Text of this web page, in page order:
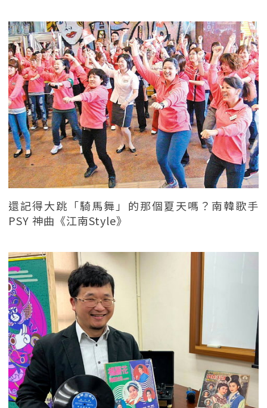
還記得大跳「騎馬舞」的那個夏天嗎？南韓歌手
PSY 神曲《江南Style》